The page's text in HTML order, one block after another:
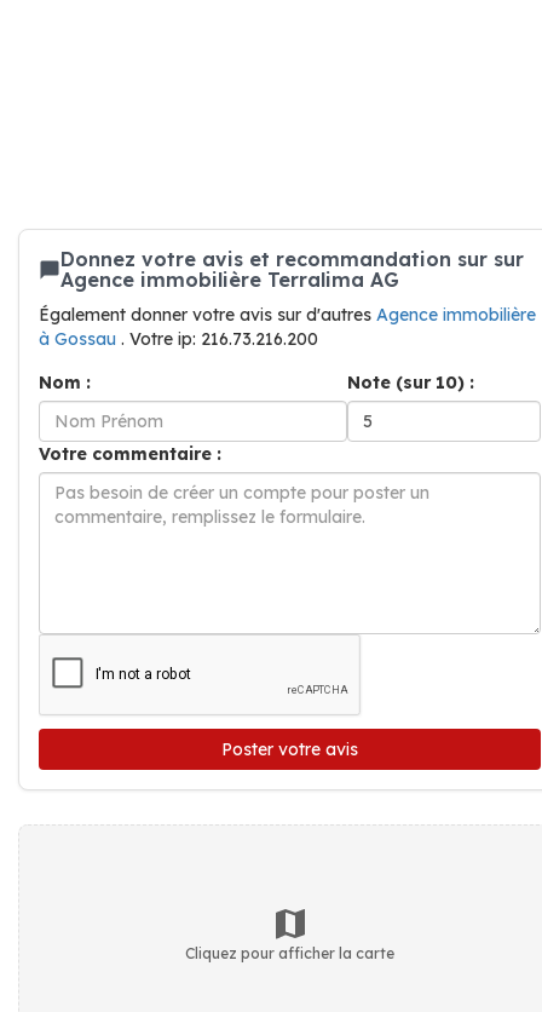
Donnez votre avis et recommandation sur sur
Agence immobilière Terralima AG
Également donner votre avis sur d'autres Agence immobilière
à Gossau . Votre ip: 216.73.216.200
Nom :
Note (sur 10) :
Votre commentaire :
Poster votre avis
Cliquez pour afficher la carte